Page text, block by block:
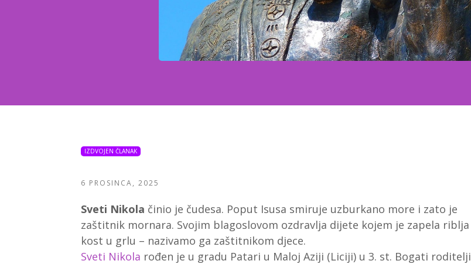
IZDVOJEN ČLANAK
6 PROSINCA, 2025
Sveti Nikola činio je čudesa. Poput Isusa smiruje uzburkano more i zato je
zaštitnik mornara. Svojim blagoslovom ozdravlja dijete kojem je zapela riblja
kost u grlu – nazivamo ga zaštitnikom djece.
Sveti Nikola rođen je u gradu Patari u Maloj Aziji (Liciji) u 3. st. Bogati roditelji